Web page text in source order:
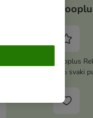
Zašto
Aktiviraj zooplus
uštedi 5% svaki